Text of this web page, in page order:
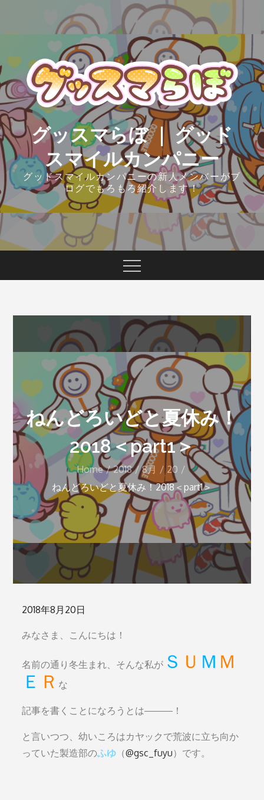
グッスマらぼ ｜ グッド
スマイルカンパニー
グッドスマイルカンパニーの新人メンバーがブ
ログでもろもろ紹介します！
ねんどろいどと夏休み！
2018＜part1＞
Home 2018 8月
20
ねんどろいどと夏休み！2018＜part1＞
Posted
2018年8月20日
みなさま、こんにちは！
名前の通り冬生まれ、そんな私が Ｓ Ｕ Ｍ Ｍ
Ｅ Ｒ な
記事を書くことになろうとは―――！
と言いつつ、幼いころはカヤックで荒波に立ち向か
っていた製造部のふゆ （@gsc_fuyu）です。